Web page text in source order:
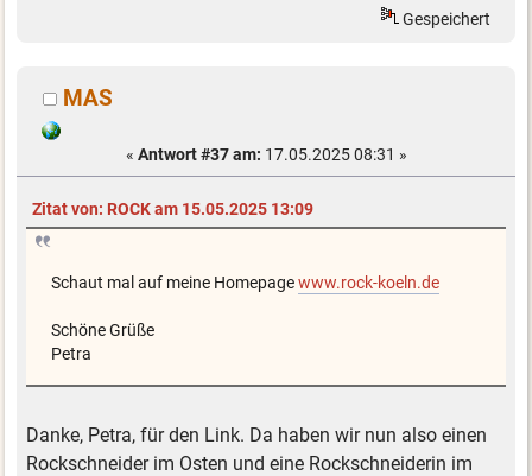
Gespeichert
MAS
« Antwort #37 am: 17.05.2025 08:31 »
Zitat von: ROCK am 15.05.2025 13:09
Schaut mal auf meine Homepagewww.rock-koeln.de
Schöne Grüße
Petra
Danke, Petra, für den Link. Da haben wir nun also einen
Rockschneider im Osten und eine Rockschneiderin im